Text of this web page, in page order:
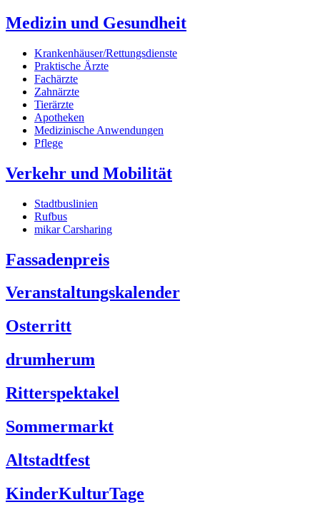
Medizin und Gesundheit
Krankenhäuser/Rettungsdienste
Praktische Ärzte
Fachärzte
Zahnärzte
Tierärzte
Apotheken
Medizinische Anwendungen
Pflege
Verkehr und Mobilität
Stadtbuslinien
Rufbus
mikar Carsharing
Fassadenpreis
Veranstaltungskalender
Osterritt
drumherum
Ritterspektakel
Sommermarkt
Altstadtfest
KinderKulturTage